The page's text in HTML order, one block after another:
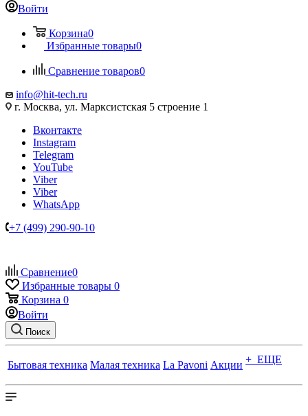
Войти
Корзина0
Избранные товары0
Сравнение товаров0
info@hit-tech.ru
г. Москва, ул. Марксистская 5 строение 1
Вконтакте
Instagram
Telegram
YouTube
Viber
Viber
WhatsApp
+7 (499) 290-90-10
Сравнение0
Избранные товары 0
Корзина 0
Войти
Поиск
Бытовая техника Малая техника La Pavoni Акции + ЕЩЕ